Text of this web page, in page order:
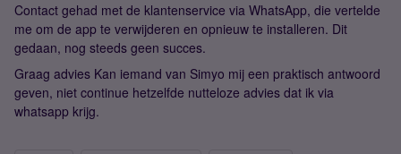
Contact gehad met de klantenservice via WhatsApp, die vertelde
me om de app te verwijderen en opnieuw te installeren. Dit
gedaan, nog steeds geen succes.
Graag advies Kan iemand van Simyo mij een praktisch antwoord
geven, niet continue hetzelfde nutteloze advies dat ik via
whatsapp krijg.